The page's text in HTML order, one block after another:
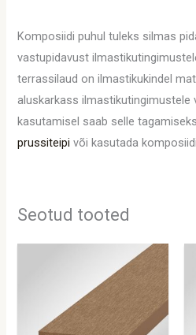
Komposiidi puhul tuleks silmas
vastupidavust
terrassilaud on ilmastikukindel
aluskarkass ilmastikutingimustele
kasutamisel saab selle
prussiteipi või kasutada
Seotud tooted